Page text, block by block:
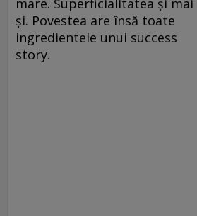
mare. Superficialitatea şi mai
şi. Povestea are însă toate
ingredientele unui success
story.